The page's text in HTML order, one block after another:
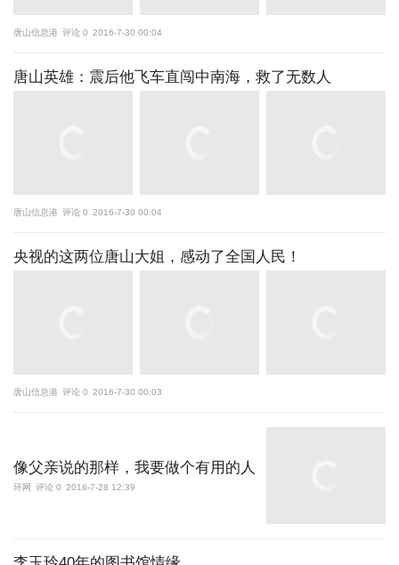
唐山信息港 评论 0 2016-7-30 00:04
唐山英雄：震后他飞车直闯中南海，救了无数人
唐山信息港 评论 0 2016-7-30 00:04
央视的这两位唐山大姐，感动了全国人民！
唐山信息港 评论 0 2016-7-30 00:03
像父亲说的那样，我要做个有用的人
环网 评论 0 2016-7-28 12:39